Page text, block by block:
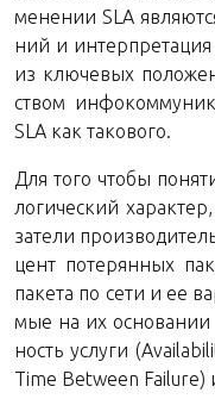
ме­не­нии SLA
ний и ин­тер­пре­та­ция
из клю­че­вых
ством
SLA как такового.
Для того чтобы
ло­ги­че­ский
за­те­ли
цент по­те­рян­ных
па­ке­та по сети и ее
мые на их ос­но­ва­нии
ность услу­ги
Time Between Failure)